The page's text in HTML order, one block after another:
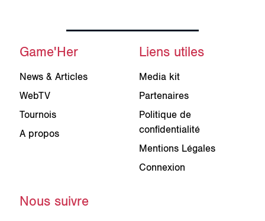
Game'Her
News & Articles
WebTV
Tournois
A propos
Liens utiles
Media kit
Partenaires
Politique de
confidentialité
Mentions Légales
Connexion
Nous suivre